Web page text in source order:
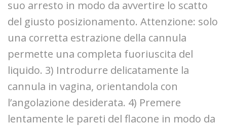
suo arresto in modo da avvertire lo scatto
del giusto posizionamento. Attenzione: solo
una corretta estrazione della cannula
permette una completa fuoriuscita del
liquido. 3) Introdurre delicatamente la
cannula in vagina, orientandola con
l’angolazione desiderata. 4) Premere
lentamente le pareti del flacone in modo da